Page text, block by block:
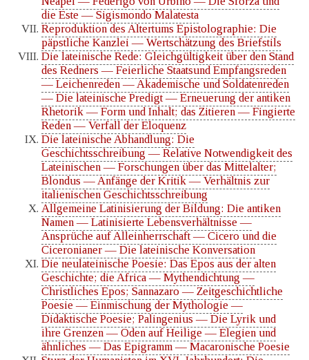
die Este — Sigismondo Malatesta
Reproduktion des Altertums Epistolographie: Die
päpstliche Kanzlei — Wertschätzung des Briefstils
Die lateinische Rede: Gleichgültigkeit über den Stand
des Redners — Feierliche Staatsund Empfangsreden
— Leichenreden — Akademische und Soldatenreden
— Die lateinische Predigt — Erneuerung der antiken
Rhetorik — Form und Inhalt; das Zitieren — Fingierte
Reden — Verfall der Eloquenz
Die lateinische Abhandlung: Die
Geschichtsschreibung — Relative Notwendigkeit des
Lateinischen — Forschungen über das Mittelalter;
Blondus — Anfänge der Kritik — Verhältnis zur
italienischen Geschichtsschreibung
Allgemeine Latinisierung der Bildung: Die antiken
Namen — Latinisierte Lebensverhältnisse —
Ansprüche auf Alleinherrschaft — Cicero und die
Ciceronianer — Die lateinische Konversation
Die neulateinische Poesie: Das Epos aus der alten
Geschichte; die Africa — Mythendichtung —
Christliches Epos; Sannazaro — Zeitgeschichtliche
Poesie — Einmischung der Mythologie —
Didaktische Poesie; Palingenius — Die Lyrik und
ihre Grenzen — Oden auf Heilige — Elegien und
ähnliches — Das Epigramm — Macaronische Poesie